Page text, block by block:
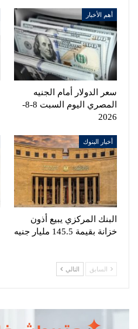
أهم الأخبار
سعر الدولار أمام الجنيه
المصري اليوم السبت 8-8-
2026
أخبار البنوك
البنك المركزي يبيع أذون
خزانة بقيمة 145.5 مليار جنيه
السابق التالي